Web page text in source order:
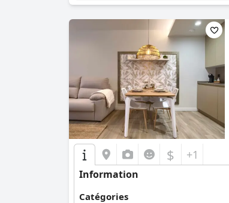
$ +1
Information
Catégories